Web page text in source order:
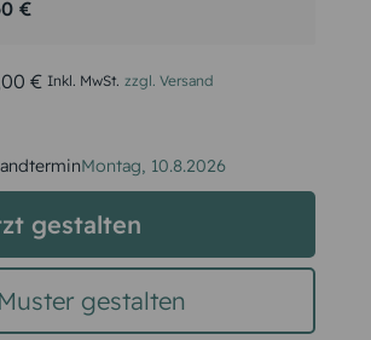
€
€ Inkl. MwSt. zzgl. Versand
Montag, 10.8.2026
gestalten
gestalten